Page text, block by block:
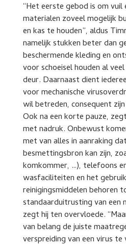
“Het eerste gebod is om
materialen zoveel mogelijk
en kas te houden”, aldus
namelijk stukken beter dan
beschermende kleding en
voor schoeisel houden al
deur. Daarnaast dient
voor mechanische
wil betreden, consequent
Ook na een korte pauze,
met nadruk. Onbewust
met van alles in aanraking
besmettingsbron kan zijn,
komkommer, …), telefoons
wasfaciliteiten en het
reinigingsmiddelen behoren
standaarduitrusting van een
zegt hij ten overvloede.
van belang de juiste
verspreiding van een virus te